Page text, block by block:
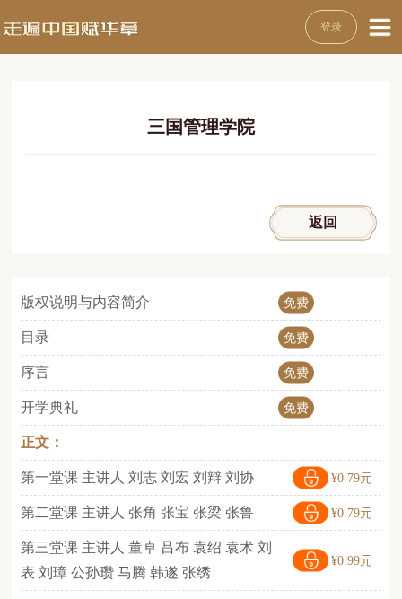
登录
三国管理学院
返回
免费
版权说明与内容简介
免费
目录
免费
序言
免费
开学典礼
正文：
¥0.79元
第一堂课 主讲人 刘志 刘宏 刘辩 刘协
¥0.79元
第二堂课 主讲人 张角 张宝 张梁 张鲁
¥0.99元
第三堂课 主讲人 董卓 吕布 袁绍 袁术 刘
表 刘璋 公孙瓒 马腾 韩遂 张绣